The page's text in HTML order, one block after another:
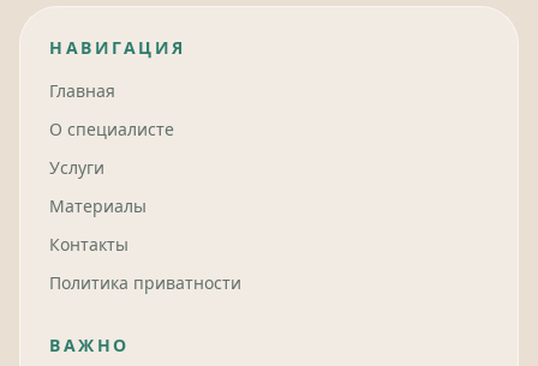
НАВИГАЦИЯ
Главная
О специалисте
Услуги
Материалы
Контакты
Политика приватности
ВАЖНО